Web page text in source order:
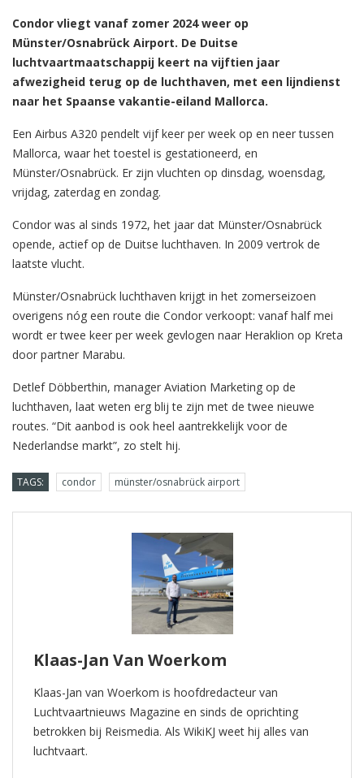
Condor vliegt vanaf zomer 2024 weer op
Münster/Osnabrück Airport. De Duitse
luchtvaartmaatschappij keert na vijftien jaar
afwezigheid terug op de luchthaven, met een lijndienst
naar het Spaanse vakantie-eiland Mallorca.
Een Airbus A320 pendelt vijf keer per week op en neer tussen
Mallorca, waar het toestel is gestationeerd, en
Münster/Osnabrück. Er zijn vluchten op dinsdag, woensdag,
vrijdag, zaterdag en zondag.
Condor was al sinds 1972, het jaar dat Münster/Osnabrück
opende, actief op de Duitse luchthaven. In 2009 vertrok de
laatste vlucht.
Münster/Osnabrück luchthaven krijgt in het zomerseizoen
overigens nóg een route die Condor verkoopt: vanaf half mei
wordt er twee keer per week gevlogen naar Heraklion op Kreta
door partner Marabu.
Detlef Döbberthin, manager Aviation Marketing op de
luchthaven, laat weten erg blij te zijn met de twee nieuwe
routes. “Dit aanbod is ook heel aantrekkelijk voor de
Nederlandse markt”, zo stelt hij.
TAGS: condor münster/osnabrück airport
Klaas-Jan Van Woerkom
Klaas-Jan van Woerkom is hoofdredacteur van
Luchtvaartnieuws Magazine en sinds de oprichting
betrokken bij Reismedia. Als WikiKJ weet hij alles van
luchtvaart.